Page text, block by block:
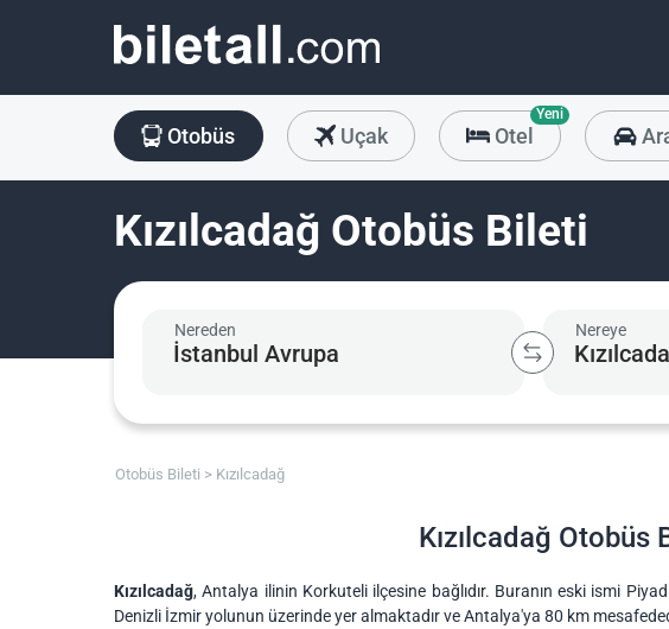
Otobüs Uçak Otel
Yeni
Kızılcadağ Otobüs Bileti
Nereden Nereye
Otobüs Bileti Kızılcadağ
Kızılcadağ
Kızılcadağ, Antalya ilinin Korkuteli ilçesine bağlıdır. Buranın eski ismi
Denizli İzmir yolunun üzerinde yer almaktadır ve Antalya'ya 80 km